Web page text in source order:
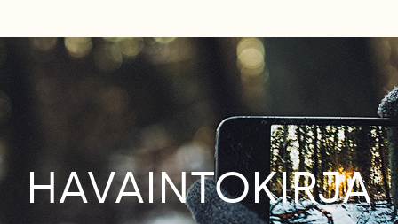
HAVAINTOKIRJA